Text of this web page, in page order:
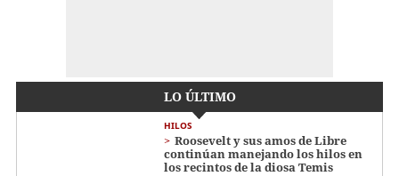
LO ÚLTIMO
HILOS
Roosevelt y sus amos de Libre
continúan manejando los hilos en
los recintos de la diosa Temis